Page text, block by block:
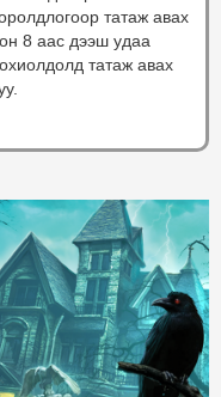
татаж авах
8 аас дээш удаа
татаж авах